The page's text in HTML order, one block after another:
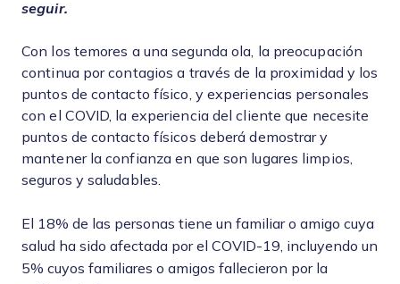
seguir.
Con los temores a una segunda ola, la preocupación
continua por contagios a través de la proximidad y los
puntos de contacto físico, y experiencias personales
con el COVID, la experiencia del cliente que necesite
puntos de contacto físicos deberá demostrar y
mantener la confianza en que son lugares limpios,
seguros y saludables.
El 18% de las personas tiene un familiar o amigo cuya
salud ha sido afectada por el COVID-19, incluyendo un
5% cuyos familiares o amigos fallecieron por la